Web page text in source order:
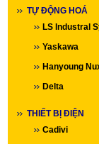
TỰ ĐỘNG HOÁ
LS Industral
Yaskawa
Hanyoung
Delta
THIẾT BỊ ĐIỆN
Cadivi